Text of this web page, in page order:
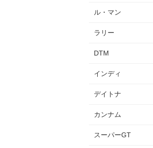
ル・マン
ラリー
DTM
インディ
デイトナ
カンナム
スーパーGT